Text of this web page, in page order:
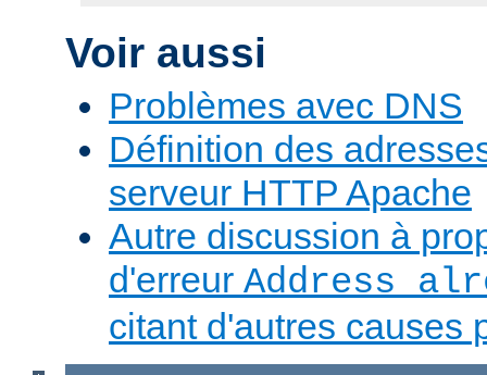
Voir aussi
Problèmes avec DNS
Définition des
serveur HTTP Apache
Autre discussion à
d'erreur Address
citant d'autres causes